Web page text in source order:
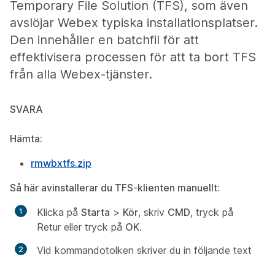
Temporary File Solution (TFS), som även
avslöjar Webex typiska installationsplatser.
Den innehåller en batchfil för att
effektivisera processen för att ta bort TFS
från alla Webex-tjänster.
SVARA
Hämta:
rmwbxtfs.zip
Så här avinstallerar du TFS-klienten manuellt:
Klicka på Starta > Kör, skriv CMD, tryck på
Retur eller tryck på OK.
Vid kommandotolken skriver du in följande text